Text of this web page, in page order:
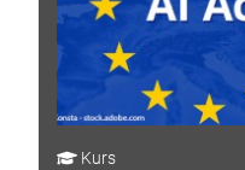
Kurs